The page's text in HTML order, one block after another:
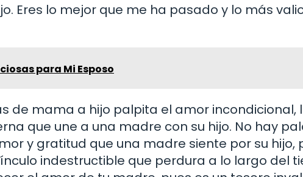
Eres lo mejor que me ha pasado y lo más
para Mi Esposo
de mama a hijo palpita el amor incondicional,
que une a una madre con su hijo. No hay
y gratitud que una madre siente por su hijo,
indestructible que perdura a lo largo del